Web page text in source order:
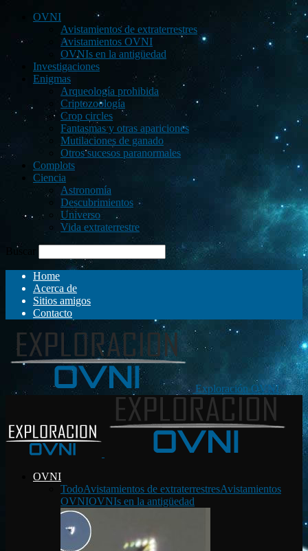
OVNI
Avistamientos de extraterrestres
Avistamientos OVNI
OVNIs en la antigüedad
Investigaciones
Enigmas
Arqueología prohibida
Criptozoología
Crop circles
Fantasmas y otras apariciones
Mutilaciones de ganado
Otros sucesos paranormales
Complots
Ciencia
Astronomía
Descubrimientos
Universo
Vida extraterrestre
Buscar
Home
Acerca de
Sitios amigos
Contacto
Exploración OVNI
OVNI
TodoAvistamientos de extraterrestresAvistamientos
OVNIOVNIs en la antigüedad